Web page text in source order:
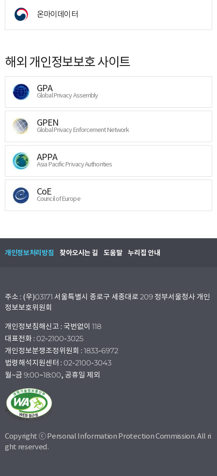
온마이데이터
해외 개인정보보호 사이트
GPA
Global Privacy Assembly
GPEN
Global Privacy Enforcement Network
APPA
Asia Pacific Privacy Authorities
CoE
Council of Europe
개인정보처리방침 찾아오시는 길 도움말 누리집 안내
주소 : (우)03171 서울특별시 종로구 세종대로 209 정부서울청사 개인
정보보호위원회
개인정보침해신고 : 국번없이 118
대표전화 : 02-2100-3025
개인정보분쟁조정위원회 : 1833-6972
법령해석지원센터 : 02-2100-3043
월~금 9:00~18:00, 공휴일 제외
Copyright ⓒ Personal Information Protection Commission. All ri
ght reserved.